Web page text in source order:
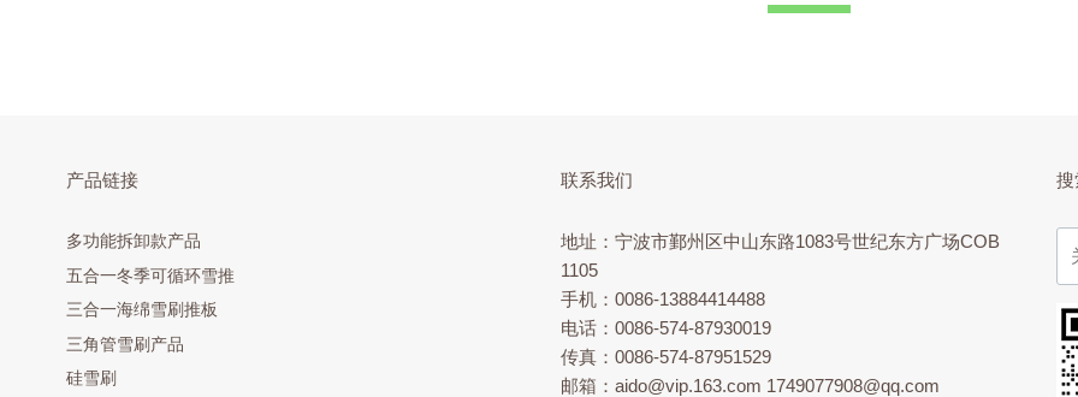
产品链接
多功能拆卸款产品
五合一冬季可循环雪推
三合一海绵雪刷推板
三角管雪刷产品
硅雪刷
联系我们
地址：宁波市鄞州区中山东路1083号世纪东方广场COB
1105
手机：0086-13884414488
电话：0086-574-87930019
传真：0086-574-87951529
邮箱：aido@vip.163.com 1749077908@qq.com
搜